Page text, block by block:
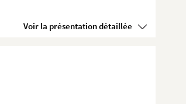
Voir la présentation détaillée